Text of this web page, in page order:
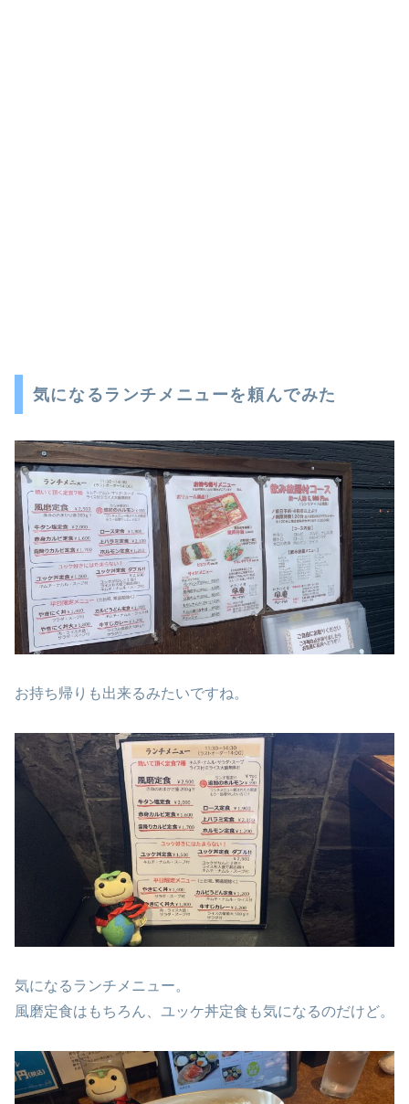
気になるランチメニューを頼んでみた
お持ち帰りも出来るみたいですね。
気になるランチメニュー。
風磨定食はもちろん、ユッケ丼定食も気になるのだけど。